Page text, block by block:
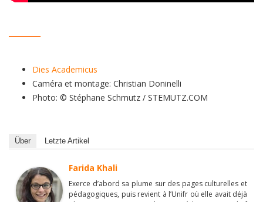
Dies Academicus
Caméra et montage: Christian Doninelli
Photo: © Stéphane Schmutz / STEMUTZ.COM
Über Letzte Artikel
Farida Khali
Exerce d’abord sa plume sur des pages culturelles et
pédagogiques, puis revient à l’Unifr où elle avait déjà